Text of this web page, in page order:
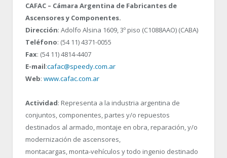
CAFAC – Cámara Argentina de Fabricantes de
Ascensores y Componentes.
Dirección: Adolfo Alsina 1609, 3º piso (C1088AAO) (CABA)
Teléfono: (54 11) 4371-0055
Fax: (54 11) 4814-4407
E-mail:cafac@speedy.com.ar
Web: www.cafac.com.ar
Actividad: Representa a la industria argentina de
conjuntos, componentes, partes y/o repuestos
destinados al armado, montaje en obra, reparación, y/o
modernización de ascensores,
montacargas, monta-vehículos y todo ingenio destinado